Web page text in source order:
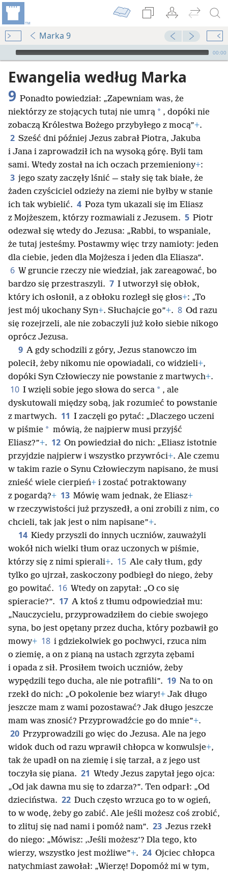
Marka 9
Audio Player
00:00
Ewangelia według Marka
9 Ponadto powiedział: „Zapewniam was, że
niektórzy ze stojących tutaj nie umrą * , dopóki nie
zobaczą Królestwa Bożego przybyłego z mocą”+.
2 Sześć dni później Jezus zabrał Piotra, Jakuba
i Jana i zaprowadził ich na wysoką górę. Byli tam
sami. Wtedy został na ich oczach przemieniony+:
3 jego szaty zaczęły lśnić — stały się tak białe, że
żaden czyściciel odzieży na ziemi nie byłby w stanie
ich tak wybielić. 4 Poza tym ukazali się im Eliasz
z Mojżeszem, którzy rozmawiali z Jezusem. 5 Piotr
odezwał się wtedy do Jezusa: „Rabbi, to wspaniale,
że tutaj jesteśmy. Postawmy więc trzy namioty: jeden
dla ciebie, jeden dla Mojżesza i jeden dla Eliasza”.
6 W gruncie rzeczy nie wiedział, jak zareagować, bo
bardzo się przestraszyli. 7 I utworzył się obłok,
który ich osłonił, a z obłoku rozległ się głos+: „To
jest mój ukochany Syn+. Słuchajcie go”+. 8 Od razu
się rozejrzeli, ale nie zobaczyli już koło siebie nikogo
oprócz Jezusa.
9 A gdy schodzili z góry, Jezus stanowczo im
polecił, żeby nikomu nie opowiadali, co widzieli+,
dopóki Syn Człowieczy nie powstanie z martwych+.
10 I wzięli sobie jego słowa do serca * , ale
dyskutowali między sobą, jak rozumieć to powstanie
z martwych. 11 I zaczęli go pytać: „Dlaczego uczeni
w piśmie * mówią, że najpierw musi przyjść
Eliasz?”+. 12 On powiedział do nich: „Eliasz istotnie
przyjdzie najpierw i wszystko przywróci+. Ale czemu
w takim razie o Synu Człowieczym napisano, że musi
znieść wiele cierpień+ i zostać potraktowany
z pogardą?+ 13 Mówię wam jednak, że Eliasz+
w rzeczywistości już przyszedł, a oni zrobili z nim, co
chcieli, tak jak jest o nim napisane”+.
14 Kiedy przyszli do innych uczniów, zauważyli
wokół nich wielki tłum oraz uczonych w piśmie,
którzy się z nimi spierali+. 15 Ale cały tłum, gdy
tylko go ujrzał, zaskoczony podbiegł do niego, żeby
go powitać. 16 Wtedy on zapytał: „O co się
spieracie?”. 17 A ktoś z tłumu odpowiedział mu:
„Nauczycielu, przyprowadziłem do ciebie swojego
syna, bo jest opętany przez ducha, który pozbawił go
mowy+ 18 i gdziekolwiek go pochwyci, rzuca nim
o ziemię, a on z pianą na ustach zgrzyta zębami
i opada z sił. Prosiłem twoich uczniów, żeby
wypędzili tego ducha, ale nie potrafili”. 19 Na to on
rzekł do nich: „O pokolenie bez wiary!+ Jak długo
jeszcze mam z wami pozostawać? Jak długo jeszcze
mam was znosić? Przyprowadźcie go do mnie”+.
20 Przyprowadzili go więc do Jezusa. Ale na jego
widok duch od razu wprawił chłopca w konwulsje+,
tak że upadł on na ziemię i się tarzał, a z jego ust
toczyła się piana. 21 Wtedy Jezus zapytał jego ojca:
„Od jak dawna mu się to zdarza?”. Ten odparł: „Od
dzieciństwa. 22 Duch często wrzuca go to w ogień,
to w wodę, żeby go zabić. Ale jeśli możesz coś zrobić,
to zlituj się nad nami i pomóż nam”. 23 Jezus rzekł
do niego: „Mówisz: ‚Jeśli możesz’? Dla tego, kto
wierzy, wszystko jest możliwe”+. 24 Ojciec chłopca
natychmiast zawołał: „Wierzę! Dopomóż mi w tym,